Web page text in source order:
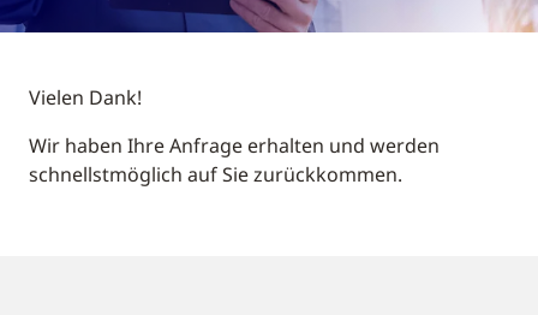
Vielen Dank!
Wir haben Ihre Anfrage erhalten und werden
schnellstmöglich auf Sie zurückkommen.